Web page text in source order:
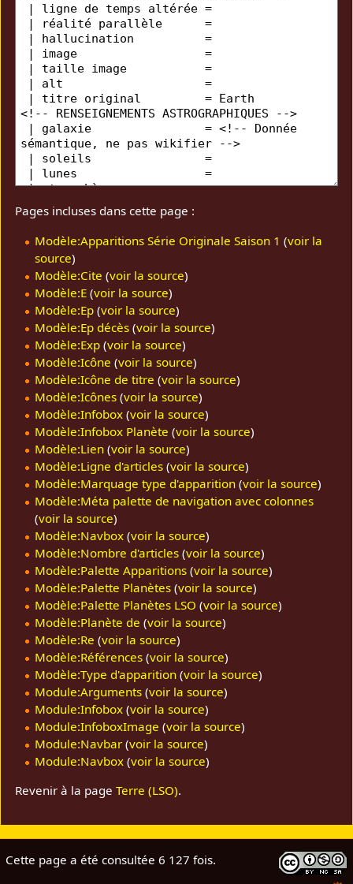
Pages incluses dans cette page :
Modèle:Apparitions Série Originale Saison 1 (voir la
source)
Modèle:Cite (voir la source)
Modèle:E(voir la source)
Modèle:Ep(voir la source)
Modèle:Ep décès(voir la source)
Modèle:Exp(voir la source)
Modèle:Icône (voir la source)
Modèle:Icône de titre (voir la source)
Modèle:Icônes(voir la source)
Modèle:Infobox(voir la source)
Modèle:Infobox Planète (voir la source)
Modèle:Lien(voir la source)
Modèle:Ligne d'articles(voir la source)
Modèle:Marquage type d'apparition(voir la source)
Modèle:Méta palette de navigation avec colonnes
(voir la source)
Modèle:Navbox(voir la source)
Modèle:Nombre d'articles(voir la source)
Modèle:Palette Apparitions(voir la source)
Modèle:Palette Planètes(voir la source)
Modèle:Palette Planètes LSO (voir la source)
Modèle:Planète de (voir la source)
Modèle:Re (voir la source)
Modèle:Références(voir la source)
Modèle:Type d'apparition(voir la source)
Module:Arguments(voir la source)
Module:Infobox(voir la source)
Module:InfoboxImage (voir la source)
Module:Navbar(voir la source)
Module:Navbox(voir la source)
Revenir à la pageTerre (LSO).
Cette page a été consultée 6 127 fois.